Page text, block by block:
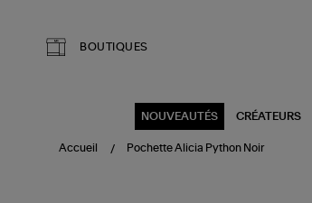
BOUTIQUES
NOUVEAUTÉS CRÉATEURS
Accueil Pochette Alicia Python Noir